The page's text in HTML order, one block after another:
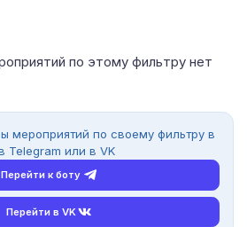
по этому фильтру нет
мероприятий по своему фильтру в
или в VK
Перейти к боту
Перейти в VK